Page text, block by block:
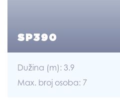
SP390
Dužina (m): 3.9
Max. broj osoba: 7